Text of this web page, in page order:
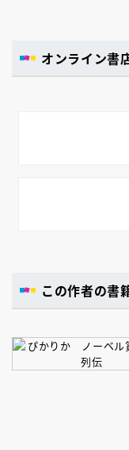
オンライン書
この作者の書